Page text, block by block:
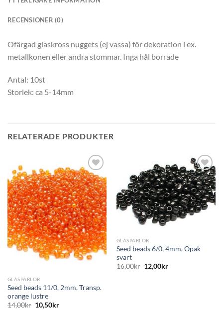
RECENSIONER (0)
Ofärgad glaskross nuggets (ej vassa) för dekoration i ex.
metallkonen eller andra stommar. Inga hål borrade
Antal: 10st
Storlek: ca 5-14mm
RELATERADE PRODUKTER
GLASPÄRLOR
Seed beads 11/0, 2mm, Transp.
orange lustre
14,00kr 10,50kr
GLASPÄRLOR
Seed beads 6/0, 4mm, Opak
svart
16,00kr 12,00kr